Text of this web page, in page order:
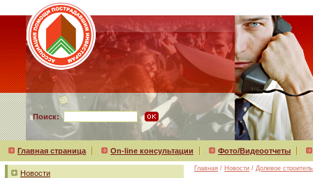
Поиск:
Главная страница On-line консультации Фото/Видеоотчеты
Новости
Главная / Новости / Долевое